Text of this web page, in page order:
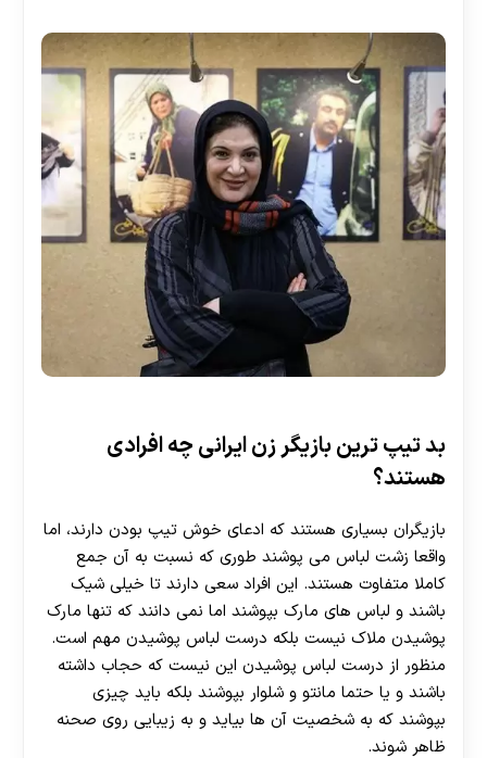
بد تیپ ترین بازیگر زن ایرانی چه افرادی
هستند؟
بازیگران بسیاری هستند که ادعای خوش تیپ بودن دارند، اما
واقعا زشت لباس می پوشند طوری که نسبت به آن جمع
کاملا متفاوت هستند. این افراد سعی دارند تا خیلی شیک
باشند و لباس های مارک بپوشند اما نمی دانند که تنها مارک
پوشیدن ملاک نیست بلکه درست لباس پوشیدن مهم است.
منظور از درست لباس پوشیدن این نیست که حجاب داشته
باشند و یا حتما مانتو و شلوار بپوشند بلکه باید چیزی
بپوشند که به شخصیت آن ها بیاید و به زیبایی روی صحنه
ظاهر شوند.